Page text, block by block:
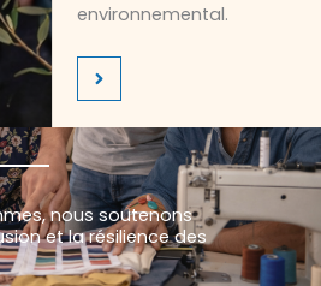
nous soutenons
et la résilience des
environnemental.